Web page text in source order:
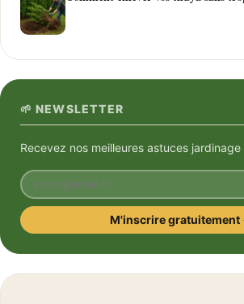
🌱 NEWSLETTER
Recevez nos meilleures astuces
Votre email
M'inscrire gratuitement